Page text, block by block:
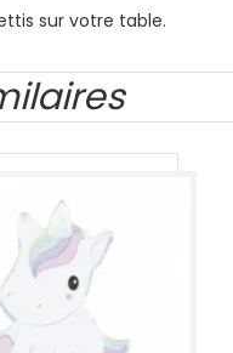
sur votre table.